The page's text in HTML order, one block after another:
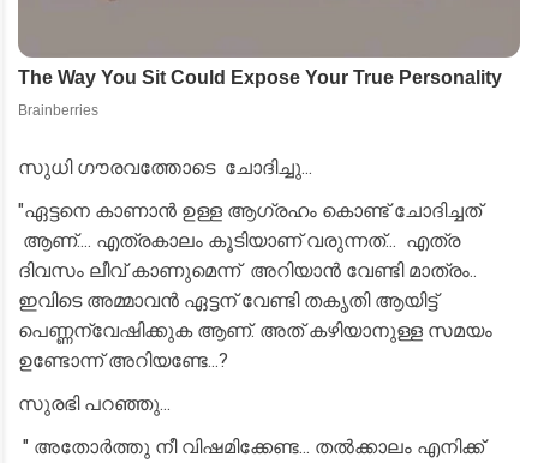
സുധി ഗൗരവത്തോടെ ചോദിച്ചു...
"ഏട്ടനെ കാണാൻ ഉള്ള ആഗ്രഹം കൊണ്ട് ചോദിച്ചത്
ആണ്.... എത്രകാലം കൂടിയാണ് വരുന്നത്... എത്ര
ദിവസം ലീവ് കാണുമെന്ന് അറിയാൻ വേണ്ടി മാത്രം..
ഇവിടെ അമ്മാവൻ ഏട്ടന് വേണ്ടി തകൃതി ആയിട്ട്
പെണ്ണന്വേഷിക്കുക ആണ്. അത് കഴിയാനുള്ള സമയം
ഉണ്ടോന്ന് അറിയണ്ടേ...?
സുരഭി പറഞ്ഞു...
" അതോർത്തു നീ വിഷമിക്കേണ്ട... തൽക്കാലം എനിക്ക്